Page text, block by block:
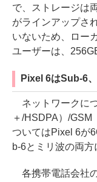
で、ストレージは
がラインアップさ
いないため、ロー
ユーザーは、
Pixel 6はSub-6
ネットワークに
＋/HSDPA）/GSM
ついてはPixel 6が
b-6とミリ波の両方
各携帯電話会社